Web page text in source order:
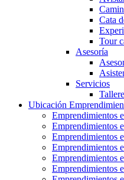
Cata
Tour
Asesoría
Servicios
Ubicación
Emprendimientos
Emprendimientos
Emprendimientos
Emprendimientos
Emprendimientos
Emprendimientos